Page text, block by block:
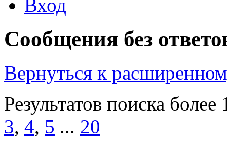
Вход
Сообщения без
Вернуться к
Результатов поиска
3, 4, 5 ... 20